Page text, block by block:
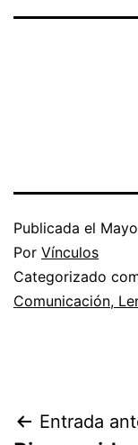
Publicada el
Por Vínculos
Categorizado
Comunicación,
Entrada